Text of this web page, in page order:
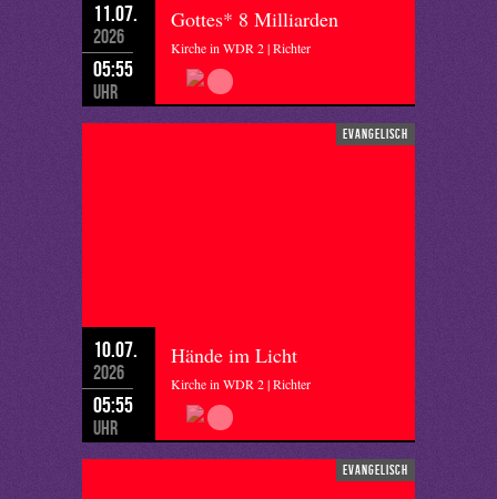
11.07.
2026
05:55
Uhr
Gottes* 8 Milliarden
Kirche in WDR 2 | Richter
evangelisch
10.07.
2026
05:55
Uhr
Hände im Licht
Kirche in WDR 2 | Richter
evangelisch